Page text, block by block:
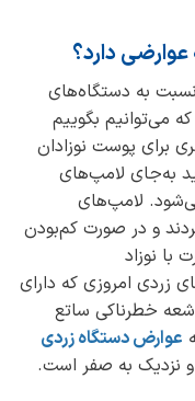
عوارضی دارد؟
به دستگاه‌های
می‌توانیم بگوییم
برای پوست نوزادان
به‌جای لامپ‌های
لامپ‌های
و در صورت کم‌بودن
با نوزاد
زردی امروزی که دارای
خطرناکی ساتع
عوارض دستگاه زردی
نزدیک به صفر است.